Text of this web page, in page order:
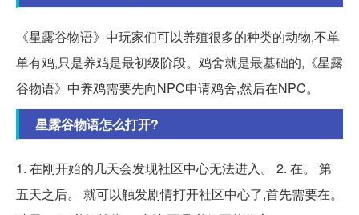
《星露谷物语》中玩家们可以养殖很多的种类的动物,不单
单有鸡,只是养鸡是最初级阶段。鸡舍就是最基础的,《星露
谷物语》中养鸡需要先向NPC申请鸡舍,然后在NPC。
星露谷物语怎么打开?
1. 在刚开始的几天会发现社区中心无法进入。 2. 在。 第
五天之后。 就可以触发剧情打开社区中心了,首先需要在。